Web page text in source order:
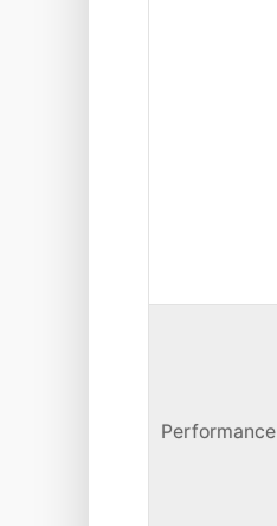
Performance